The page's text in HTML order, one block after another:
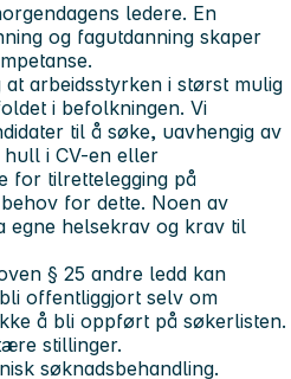
ledere. En
og fagutdanning skaper
arbeidsstyrken i størst mulig
i befolkningen. Vi
til å søke, uavhengig av
i CV-en eller
for tilrettelegging på
for dette. Noen av
egne helsekrav og krav til
§ 25 andre ledd kan
offentliggjort selv om
å bli oppført på søkerlisten.
stillinger.
søknadsbehandling.